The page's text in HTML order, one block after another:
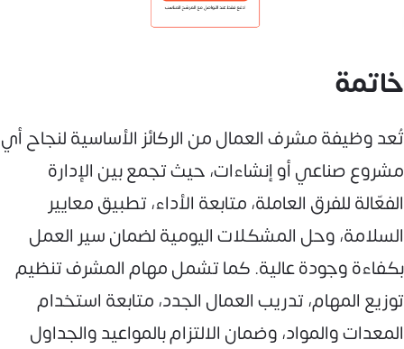
خاتمة
تُعد وظيفة مشرف العمال من الركائز الأساسية لنجاح أي
مشروع صناعي أو إنشاءات، حيث تجمع بين الإدارة
الفعّالة للفرق العاملة، متابعة الأداء، تطبيق معايير
السلامة، وحل المشكلات اليومية لضمان سير العمل
بكفاءة وجودة عالية. كما تشمل مهام المشرف تنظيم
توزيع المهام، تدريب العمال الجدد، متابعة استخدام
المعدات والمواد، وضمان الالتزام بالمواعيد والجداول